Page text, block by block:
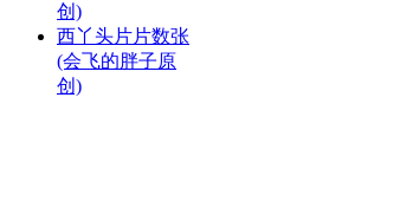
创)
西丫头片片数张
(会飞的胖子原
创)